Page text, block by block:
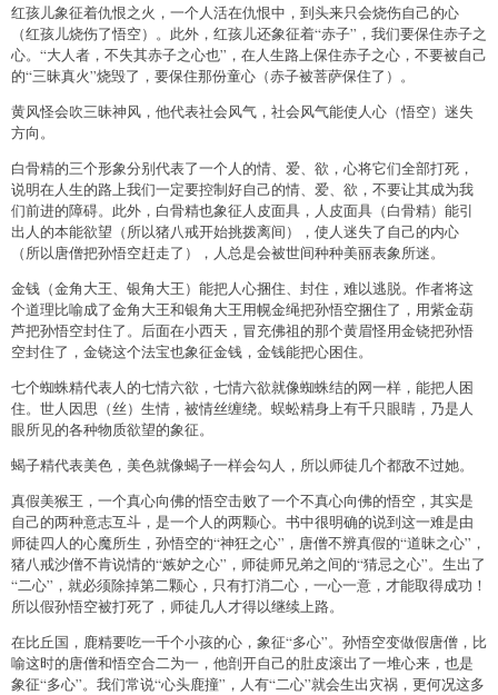
红孩儿象征着仇恨之火，一个人活在仇恨中，到头来只会烧伤自己的心
（红孩儿烧伤了悟空）。此外，红孩儿还象征着“赤子”，我们要保住赤子之
心。“大人者，不失其赤子之心也”，在人生路上保住赤子之心，不要被自己
的“三昧真火”烧毁了，要保住那份童心（赤子被菩萨保住了）。
黄风怪会吹三昧神风，他代表社会风气，社会风气能使人心（悟空）迷失
方向。
白骨精的三个形象分别代表了一个人的情、爱、欲，心将它们全部打死，
说明在人生的路上我们一定要控制好自己的情、爱、欲，不要让其成为我
们前进的障碍。此外，白骨精也象征人皮面具，人皮面具（白骨精）能引
出人的本能欲望（所以猪八戒开始挑拨离间），使人迷失了自己的内心
（所以唐僧把孙悟空赶走了），人总是会被世间种种美丽表象所迷。
金钱（金角大王、银角大王）能把人心捆住、封住，难以逃脱。作者将这
个道理比喻成了金角大王和银角大王用幌金绳把孙悟空捆住了，用紫金葫
芦把孙悟空封住了。后面在小西天，冒充佛祖的那个黄眉怪用金铙把孙悟
空封住了，金铙这个法宝也象征金钱，金钱能把心困住。
七个蜘蛛精代表人的七情六欲，七情六欲就像蜘蛛结的网一样，能把人困
住。世人因思（丝）生情，被情丝缠绕。蜈蚣精身上有千只眼睛，乃是人
眼所见的各种物质欲望的象征。
蝎子精代表美色，美色就像蝎子一样会勾人，所以师徒几个都敌不过她。
真假美猴王，一个真心向佛的悟空击败了一个不真心向佛的悟空，其实是
自己的两种意志互斗，是一个人的两颗心。书中很明确的说到这一难是由
师徒四人的心魔所生，孙悟空的“神狂之心”，唐僧不辨真假的“道昧之心”，
猪八戒沙僧不肯说情的“嫉妒之心”，师徒师兄弟之间的“猜忌之心”。生出了
“二心”，就必须除掉第二颗心，只有打消二心，一心一意，才能取得成功！
所以假孙悟空被打死了，师徒几人才得以继续上路。
在比丘国，鹿精要吃一千个小孩的心，象征“多心”。孙悟空变做假唐僧，比
喻这时的唐僧和悟空合二为一，他剖开自己的肚皮滚出了一堆心来，也是
象征“多心”。我们常说“心头鹿撞”，人有“二心”就会生出灾祸，更何况这多